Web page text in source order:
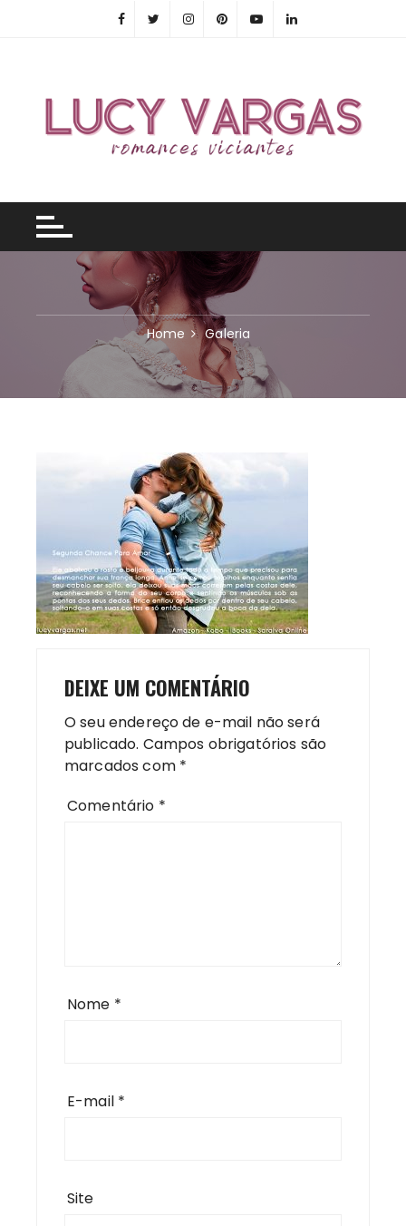
Home Galeria
DEIXE UM COMENTÁRIO
O seu endereço de e-mail não será
publicado. Campos obrigatórios são
marcados com *
Comentário *
Nome *
E-mail *
Site